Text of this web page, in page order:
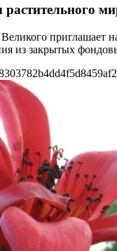
приглашает
из закрытых